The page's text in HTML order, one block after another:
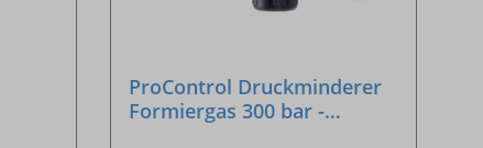
ProControl Druckminderer
Formiergas 300 bar -